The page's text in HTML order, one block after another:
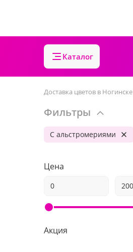
Каталог
Доставка цветов в Ногинске
Фильтры
С альстромериями
Цена
Акция